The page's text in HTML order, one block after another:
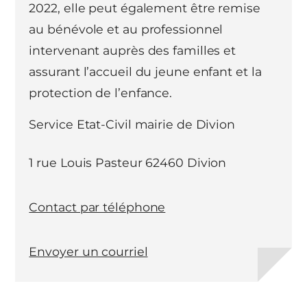
2022, elle peut également être remise
au bénévole et au professionnel
intervenant auprès des familles et
assurant l’accueil du jeune enfant et la
protection de l’enfance.
Service Etat-Civil mairie de Divion
1 rue Louis Pasteur 62460 Divion
Contact par téléphone
Envoyer un courriel